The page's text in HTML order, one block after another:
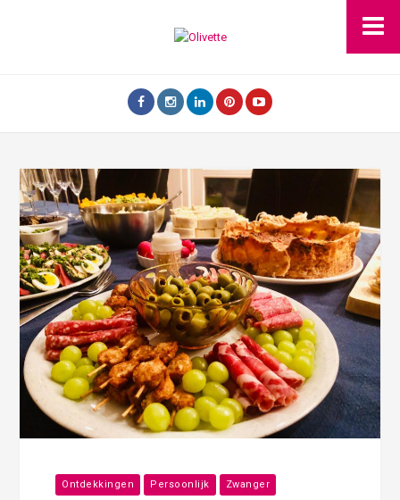
Ontdekkingen Persoonlijk Zwanger